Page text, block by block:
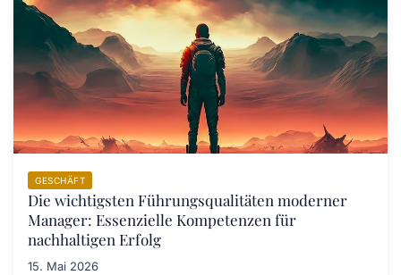
GESCHÄFT
Die wichtigsten Führungsqualitäten moderner
Manager: Essenzielle Kompetenzen für
nachhaltigen Erfolg
15. Mai 2026